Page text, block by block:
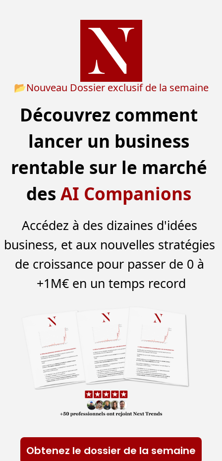
📂Nouveau Dossier exclusif de la semaine
Découvrez comment
lancer un business
rentable sur le marché
des AI Companions
Accédez à des dizaines d'idées
business, et aux nouvelles stratégies
de croissance pour passer de 0 à
+1M€ en un temps record
Obtenez le dossier de la semaine